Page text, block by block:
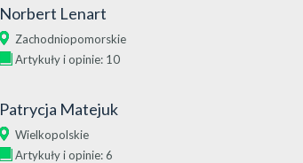
Norbert Lenart
Zachodniopomorskie
Artykuły i opinie: 10
Patrycja Matejuk
Wielkopolskie
Artykuły i opinie: 6